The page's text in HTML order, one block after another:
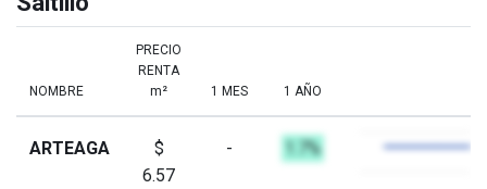
NOMBRE
PRECIO
RENTA
m²
1 MES 1 AÑO
ARTEAGA
$
6.57
- 1.7%